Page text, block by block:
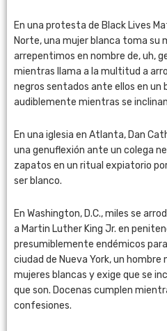
En una protesta de Black Lives
Norte, una mujer blanca toma su
arrepentimos en nombre de, uh,
mientras llama a la multitud a
negros sentados ante ellos en un
audiblemente mientras se
En una iglesia en Atlanta, Dan
una genuflexión ante un colega
zapatos en un ritual expiatorio
ser blanco.
En Washington, D.C., miles se
a Martin Luther King Jr. en
presumiblemente endémicos
ciudad de Nueva York, un
mujeres blancas y exige que se
que son. Docenas cumplen
confesiones.